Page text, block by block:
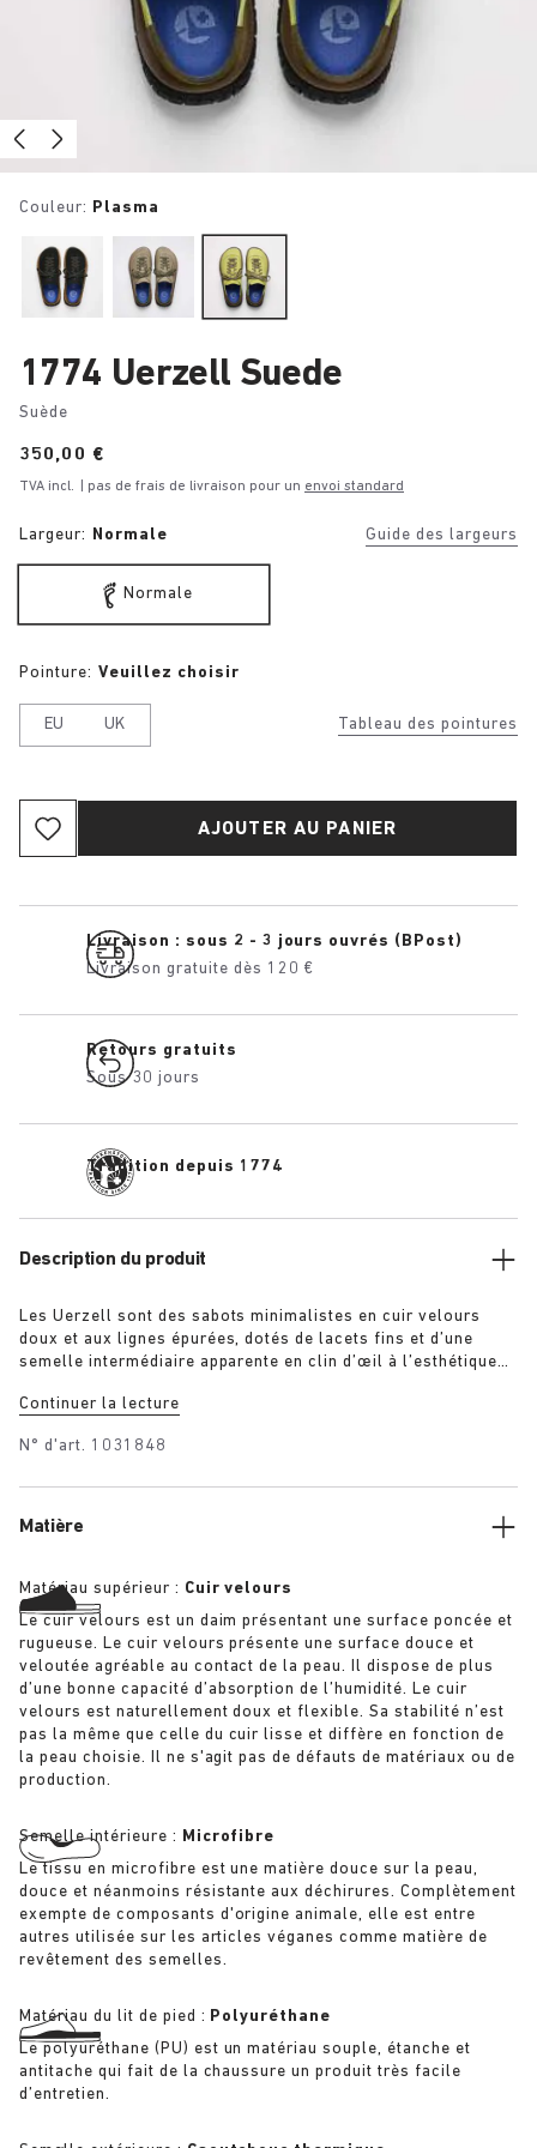
Couleur: Plasma
1774 Uerzell Suede
Suède
Price:
350,00 €
TVA incl. | pas de frais de livraison pour un envoi standard
Largeur: Normale Guide des largeurs
Normale
Tableau des pointures
Pointure: Veuillez choisir
EU UK
AJOUTER AU PANIER
Livraison : sous 2 - 3 jours ouvrés (BPost)
Livraison gratuite dès 120 €
Retours gratuits
Sous 30 jours
Tradition depuis 1774
Description du produit
Les Uerzell sont des sabots minimalistes en cuir velours
doux et aux lignes épurées, dotés de lacets fins et d’une
semelle intermédiaire apparente en clin d’œil à l’esthétique
sculpturaux et discrets, ils sont disponibles dans des coloris
se démarque en toute subtilité.
Continuer la lecture
N° d'art. 1031848
Matière
Matériau supérieur : Cuir velours
Le cuir velours est un daim présentant une surface poncée et
rugueuse. Le cuir velours présente une surface douce et
veloutée agréable au contact de la peau. Il dispose de plus
d’une bonne capacité d’absorption de l’humidité. Le cuir
velours est naturellement doux et flexible. Sa stabilité n’est
pas la même que celle du cuir lisse et diffère en fonction de
la peau choisie. Il ne s'agit pas de défauts de matériaux ou de
production.
Semelle intérieure : Microfibre
Le tissu en microfibre est une matière douce sur la peau,
douce et néanmoins résistante aux déchirures. Complètement
exempte de composants d'origine animale, elle est entre
autres utilisée sur les articles véganes comme matière de
revêtement des semelles.
Matériau du lit de pied : Polyuréthane
Le polyuréthane (PU) est un matériau souple, étanche et
antitache qui fait de la chaussure un produit très facile
d’entretien.